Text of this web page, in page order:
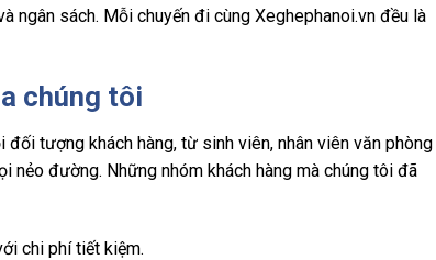
ngân sách. Mỗi chuyến đi cùng Xeghephanoi.vn đều là
chúng tôi
đối tượng khách hàng, từ sinh viên, nhân viên văn phòng
nẻo đường. Những nhóm khách hàng mà chúng tôi đã
chi phí tiết kiệm.